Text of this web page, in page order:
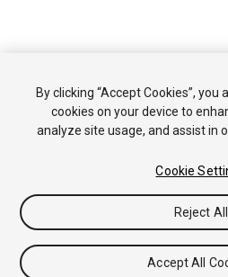
By clicking “Accept Cookies”,
cookies on your device to
analyze site usage, and assist in
Cookie
Reject All
Accept All